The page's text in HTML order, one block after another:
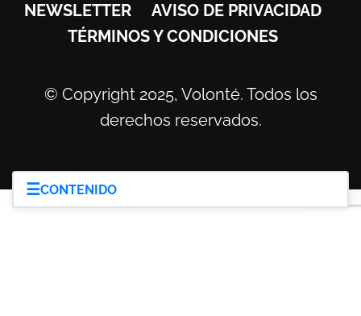
☰CONTENIDO
NEWSLETTER
AVISO DE PRIVACIDAD
TÉRMINOS Y CONDICIONES
© Copyright 2025, Volonté. Todos los
derechos reservados.